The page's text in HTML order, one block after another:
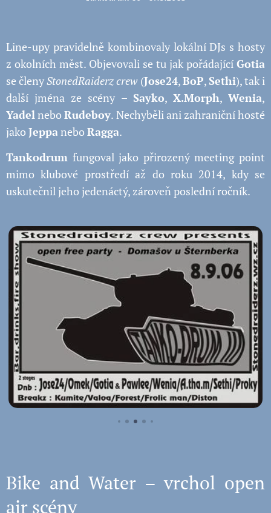
Line-upy pravidelně kombinovaly lokální DJs s hosty
z okolních měst. Objevovali se tu jak pořádající Gotia
se členyStonedRaiderz crew(Jose24,BoP, Sethi), tak i
další jména ze scény – Sayko, X.Morph,Wenia,
YadelneboRudeboy. Nechyběli ani zahraniční hosté
jakoJeppaneboRagga.
Tankodrum fungoval jako přirozený meeting point
mimo klubové prostředí až do roku 2014, kdy se
uskutečnil jeho jedenáctý, zároveň poslední ročník.
Bike and Water – vrchol open
air scény